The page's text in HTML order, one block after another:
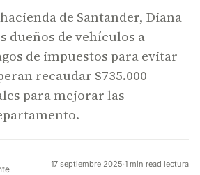
de Santander, Diana
dueños de vehículos a
de impuestos para evitar
recaudar $735.000
para mejorar las
17 septiembre 2025·1 min read lectura